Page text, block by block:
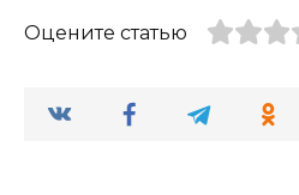
Оцените статью